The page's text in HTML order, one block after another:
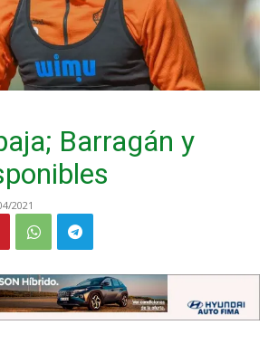
Barragán y
2021